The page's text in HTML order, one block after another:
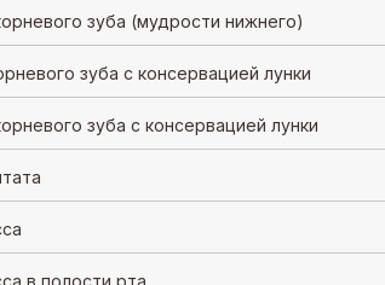
зуба (мудрости нижнего)
зуба с консервацией лунки
зуба с консервацией лунки
в полости рта